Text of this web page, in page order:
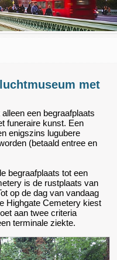
met
een begraafplaats
funeraire kunst. Een
enigszins lugubere
(betaald entree en
begraafplaats tot een
is de rustplaats van
op de dag van vandaag
Highgate Cemetery kiest
aan twee criteria
terminale ziekte.